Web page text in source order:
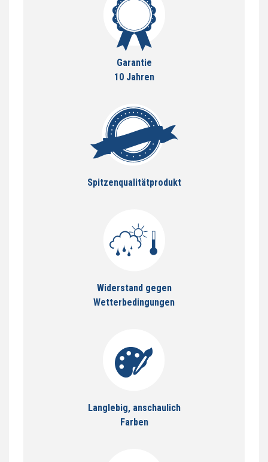
Garantie
10 Jahren
Spitzenqualitätprodukt
Widerstand gegen
Wetterbedingungen
Langlebig, anschaulich
Farben